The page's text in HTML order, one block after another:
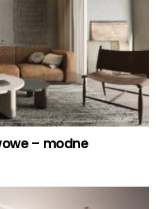
– modne